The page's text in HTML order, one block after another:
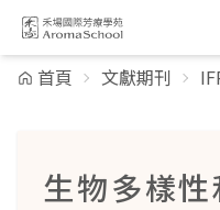
跳到主要內容
首頁 文獻期刊
生物多樣